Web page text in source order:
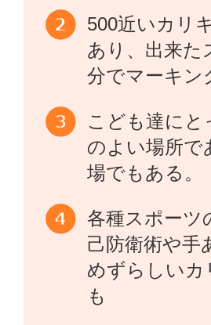
500近いカリ
あり、出来た
分でマーキン
こども達にと
のよい場所で
場でもある。
各種スポーツ
己防衛術や手
めずらしいカ
も